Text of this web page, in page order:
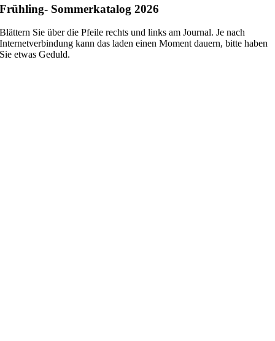
Frühling- Sommerkatalog 2026
Blättern Sie über die Pfeile rechts und links am Journal. Je nach
Internetverbindung kann das laden einen Moment dauern, bitte haben
Sie etwas Geduld.